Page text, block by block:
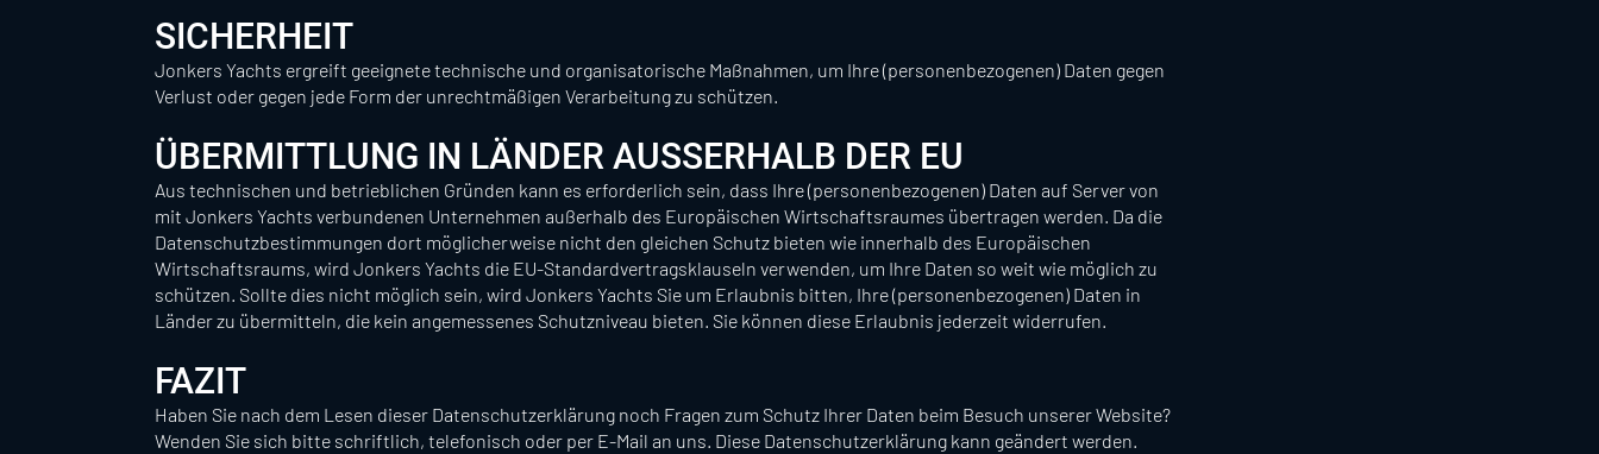
SICHERHEIT
Jonkers Yachts ergreift geeignete technische und organisatorische Maßnahmen, um Ihre (personenbezogenen) Daten gegen
Verlust oder gegen jede Form der unrechtmäßigen Verarbeitung zu schützen.
ÜBERMITTLUNG IN LÄNDER AUSSERHALB DER EU
Aus technischen und betrieblichen Gründen kann es erforderlich sein, dass Ihre (personenbezogenen) Daten auf Server von
mit Jonkers Yachts verbundenen Unternehmen außerhalb des Europäischen Wirtschaftsraumes übertragen werden. Da die
Datenschutzbestimmungen dort möglicherweise nicht den gleichen Schutz bieten wie innerhalb des Europäischen
Wirtschaftsraums, wird Jonkers Yachts die EU-Standardvertragsklauseln verwenden, um Ihre Daten so weit wie möglich zu
schützen. Sollte dies nicht möglich sein, wird Jonkers Yachts Sie um Erlaubnis bitten, Ihre (personenbezogenen) Daten in
Länder zu übermitteln, die kein angemessenes Schutzniveau bieten. Sie können diese Erlaubnis jederzeit widerrufen.
FAZIT
Haben Sie nach dem Lesen dieser Datenschutzerklärung noch Fragen zum Schutz Ihrer Daten beim Besuch unserer Website?
Wenden Sie sich bitte schriftlich, telefonisch oder per E-Mail an uns. Diese Datenschutzerklärung kann geändert werden.